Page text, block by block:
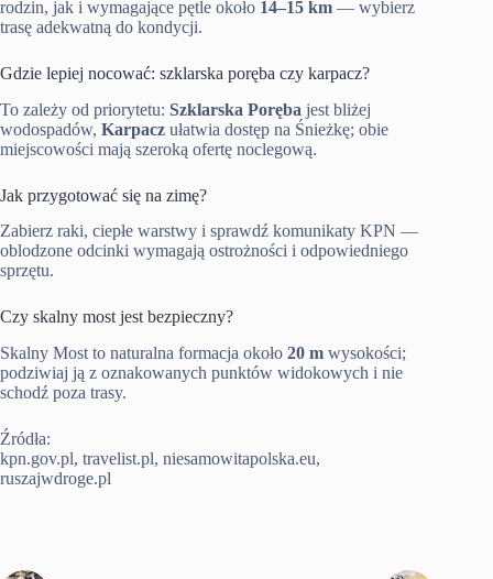
rodzin, jak i wymagające pętle około 14–15 km — wybierz
trasę adekwatną do kondycji.
Gdzie lepiej nocować: szklarska poręba czy karpacz?
To zależy od priorytetu: Szklarska Poręba jest bliżej
wodospadów, Karpacz ułatwia dostęp na Śnieżkę; obie
miejscowości mają szeroką ofertę noclegową.
Jak przygotować się na zimę?
Zabierz raki, ciepłe warstwy i sprawdź komunikaty KPN —
oblodzone odcinki wymagają ostrożności i odpowiedniego
sprzętu.
Czy skalny most jest bezpieczny?
Skalny Most to naturalna formacja około 20 m wysokości;
podziwiaj ją z oznakowanych punktów widokowych i nie
schodź poza trasy.
Źródła:
kpn.gov.pl, travelist.pl, niesamowitapolska.eu,
ruszajwdroge.pl